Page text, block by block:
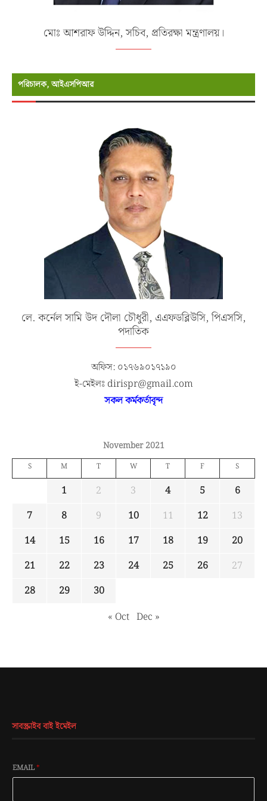
মোঃ আশরাফ উদ্দিন, সচিব, প্রতিরক্ষা মন্ত্রণালয়।
পরিচালক, আইএসপিআর
লে. কর্নেল সামি উদ দৌলা চৌধুরী, এএফডব্লিউসি, পিএসসি,
পদাতিক
অফিস: ০১৭৬৯০১৭১৯০
ই-মেইলঃ dirispr@gmail.com
সকল কর্মকর্তাবৃন্দ
November 2021
S M T W T F S
1 2 3 4 5
6
7
8 9 10 11 12
13
14
15 16 17 18 19
20
21
22 23 24 25 26
27
28
29
30
« Oct Dec »
সাবস্ক্রাইব বাই ইমেইল
EMAIL*